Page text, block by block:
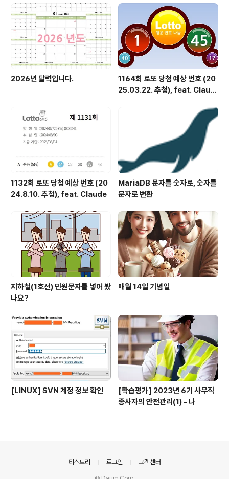
0번대: 22, 2530번대: 33, 3840번대: 41, 44 3세트:
4, 7,..
2026년 달력입니다.
1164회 로또 당첨 예상 번호 (20
25.03.22. 추첨), feat. Claud
1132회 로또 당첨 예상 번호 (20
24.8.10. 추첨), feat. Claude
MariaDB 문자를 숫자로, 숫자를
문자로 변환
지하철(1호선) 민원문자를 넣어 봤
나요?
매월 14일 기념일
[LINUX] SVN 계정 정보 확인
[학습평가] 2023년 6기 사무직
종사자의 안전관리(1) - 나
티스토리 로그인 고객센터